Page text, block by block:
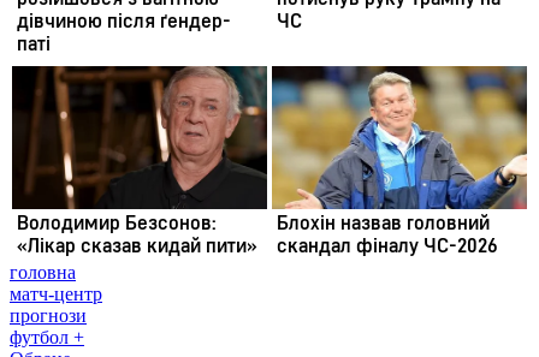
головна
матч-центр
прогнози
футбол +